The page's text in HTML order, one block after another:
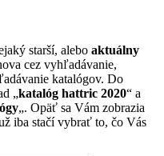
starší, alebo aktuálny
cez vyhľadávanie,
katalógov. Do
„katalóg hattric 2020“ a
„. Opäť sa Vám zobrazia
iba stačí vybrať to, čo Vás